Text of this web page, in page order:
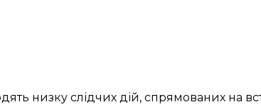
низку слідчих дій, спрямованих на